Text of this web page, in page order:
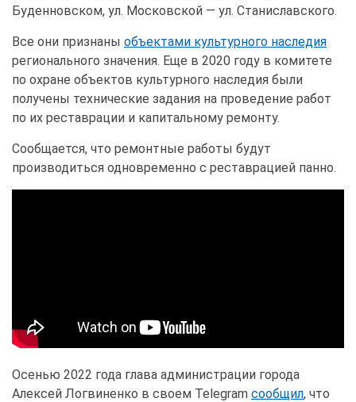
Буденновском, ул. Московской — ул. Станиславского.
Все они признаны объектами культурного наследия
регионального значения. Еще в 2020 году в комитете
по охране объектов культурного наследия были
получены технические задания на проведение работ
по их реставрации и капитальному ремонту.
Сообщается, что ремонтные работы будут
производиться одновременно с реставрацией панно.
Осенью 2022 года глава администрации города
Алексей Логвиненко в своем Telegram сообщил, что